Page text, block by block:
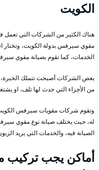
الكويت
هناك الكثير من الشركات التي
مقوي سيرفس بدولة الكويت، وتختار
الخدمات، كما تقوم بصيانة مقوي
بعض الشركات أصبحت تتملك الخبرة،
من الأجزاء التي حدث لها تلف، او
وتقوم شركات مقويات سيرفس الكويت
له، حيث يختلف صيانة نوع مقوي
الصيانة فيه، والخدمات التي يريد